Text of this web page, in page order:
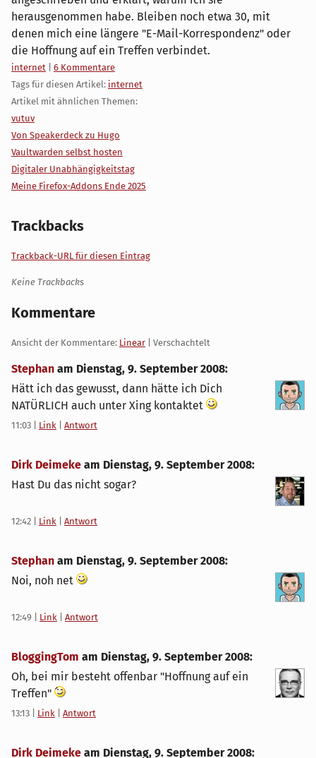
herausgenommen habe. Bleiben noch etwa 30, mit
denen mich eine längere "E-Mail-Korrespondenz" oder
die Hoffnung auf ein Treffen verbindet.
Kategorien:
internet
6 Kommentare
Tags für diesen Artikel: internet
Artikel mit ähnlichen Themen:
vutuv
Von Speakerdeck zu Hugo
Vaultwarden selbst hosten
Digitaler Unabhängigkeitstag
Meine Firefox-Addons Ende 2025
Trackbacks
Trackback-URL für diesen Eintrag
Keine Trackbacks
Kommentare
Ansicht der Kommentare: Linear | Verschachtelt
Stephan am Dienstag, 9. September 2008:
Hätt ich das gewusst, dann hätte ich Dich
NATÜRLICH auch unter Xing kontaktet
11:03 Link Antwort
Dirk Deimeke am Dienstag, 9. September 2008:
Hast Du das nicht sogar?
12:42 Link Antwort
Stephan am Dienstag, 9. September 2008:
Noi, noh net
12:49 Link Antwort
BloggingTom am Dienstag, 9. September 2008:
Oh, bei mir besteht offenbar "Hoffnung auf ein
Treffen"
13:13 Link Antwort
Dirk Deimeke am Dienstag, 9. September 2008: